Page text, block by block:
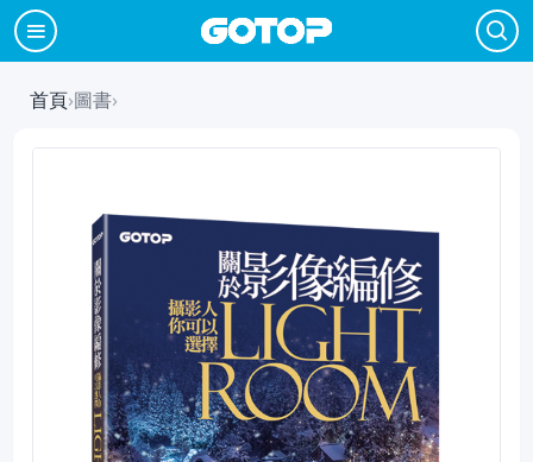
首頁›圖書›